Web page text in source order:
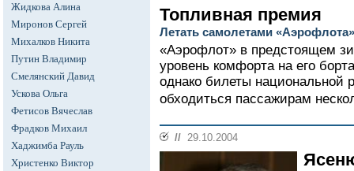
Жидкова Алина
Миронов Сергей
Михалков Никита
Путин Владимир
Смелянский Давид
Ускова Ольга
Фетисов Вячеслав
Фрадков Михаил
Хаджимба Рауль
Христенко Виктор
Топливная премия
Летать самолетами
«Аэрофлот» в предстоящем
уровень комфорта на его
однако билеты национальной
обходиться пассажирам
// 29.10.2004